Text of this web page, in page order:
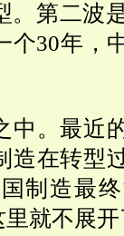
。第二波
个30年，
中。最近
造在转型
制造最
就不展